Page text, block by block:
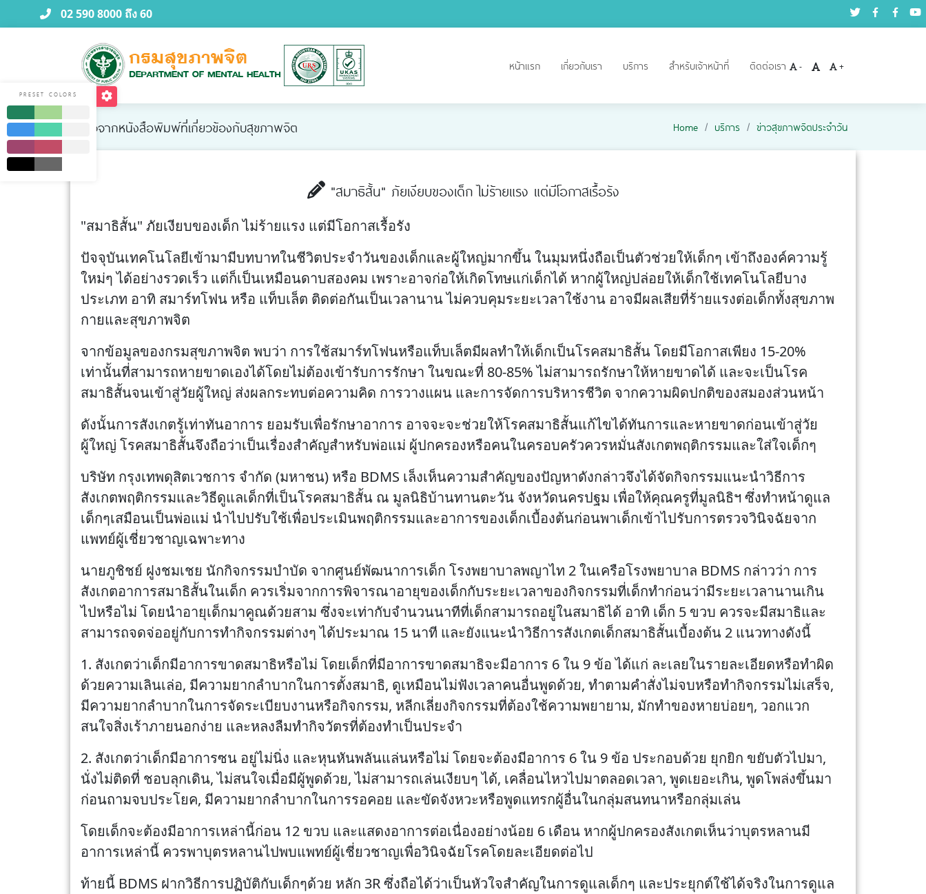
02 590 8000 ถึง 60
หน้าแรก เกี่ยวกับเรา บริการ สำหรับเจ้าหน้าที่ ติดต่อเรา - +
ข่าวจากหนังสือพิมพ์ที่เกี่ยวข้องกับสุขภาพจิต Home บริการ ข่าวสุขภาพจิตประจำวัน
"สมาธิสั้น" ภัยเงียบของเด็ก ไม่ร้ายแรง แต่มีโอกาสเรื้อรัง
"สมาธิสั้น" ภัยเงียบของเด็ก ไม่ร้ายแรง แต่มีโอกาสเรื้อรัง
ปัจจุบันเทคโนโลยีเข้ามามีบทบาทในชีวิตประจำวันของเด็กและผู้ใหญ่มากขึ้น ในมุมหนึ่งถือเป็นตัวช่วยให้เด็กๆ เข้าถึงองค์ความรู้
ใหม่ๆ ได้อย่างรวดเร็ว แต่ก็เป็นเหมือนดาบสองคม เพราะอาจก่อให้เกิดโทษแก่เด็กได้ หากผู้ใหญ่ปล่อยให้เด็กใช้เทคโนโลยีบาง
ประเภท อาทิ สมาร์ทโฟน หรือ แท็บเล็ต ติดต่อกันเป็นเวลานาน ไม่ควบคุมระยะเวลาใช้งาน อาจมีผลเสียที่ร้ายแรงต่อเด็กทั้งสุขภาพ
กายและสุขภาพจิต
จากข้อมูลของกรมสุขภาพจิต พบว่า การใช้สมาร์ทโฟนหรือแท็บเล็ตมีผลทำให้เด็กเป็นโรคสมาธิสั้น โดยมีโอกาสเพียง 15-20%
เท่านั้นที่สามารถหายขาดเองได้โดยไม่ต้องเข้ารับการรักษา ในขณะที่ 80-85% ไม่สามารถรักษาให้หายขาดได้ และจะเป็นโรค
สมาธิสั้นจนเข้าสู่วัยผู้ใหญ่ ส่งผลกระทบต่อความคิด การวางแผน และการจัดการบริหารชีวิต จากความผิดปกติของสมองส่วนหน้า
ดังนั้นการสังเกตรู้เท่าทันอาการ ยอมรับเพื่อรักษาอาการ อาจจะจะช่วยให้โรคสมาธิสั้นแก้ไขได้ทันการและหายขาดก่อนเข้าสู่วัย
ผู้ใหญ่ โรคสมาธิสั้นจึงถือว่าเป็นเรื่องสำคัญสำหรับพ่อแม่ ผู้ปกครองหรือคนในครอบครัวควรหมั่นสังเกตพฤติกรรมและใส่ใจเด็กๆ
บริษัท กรุงเทพดุสิตเวชการ จำกัด (มหาชน) หรือ BDMS เล็งเห็นความสำคัญของปัญหาดังกล่าวจึงได้จัดกิจกรรมแนะนำวิธีการ
สังเกตพฤติกรรมและวิธีดูแลเด็กที่เป็นโรคสมาธิสั้น ณ มูลนิธิบ้านทานตะวัน จังหวัดนครปฐม เพื่อให้คุณครูที่มูลนิธิฯ ซึ่งทำหน้าดูแล
เด็กๆเสมือนเป็นพ่อแม่ นำไปปรับใช้เพื่อประเมินพฤติกรรมและอาการของเด็กเบื้องต้นก่อนพาเด็กเข้าไปรับการตรวจวินิจฉัยจาก
แพทย์ผู้เชี่ยวชาญเฉพาะทาง
นายภูชิชย์ ฝูงชมเชย นักกิจกรรมบำบัด จากศูนย์พัฒนาการเด็ก โรงพยาบาลพญาไท 2 ในเครือโรงพยาบาล BDMS กล่าวว่า การ
สังเกตอาการสมาธิสั้นในเด็ก ควรเริ่มจากการพิจารณาอายุของเด็กกับระยะเวลาของกิจกรรมที่เด็กทำก่อนว่ามีระยะเวลานานเกิน
ไปหรือไม่ โดยนำอายุเด็กมาคูณด้วยสาม ซึ่งจะเท่ากับจำนวนนาทีที่เด็กสามารถอยู่ในสมาธิได้ อาทิ เด็ก 5 ขวบ ควรจะมีสมาธิและ
สามารถจดจ่ออยู่กับการทำกิจกรรมต่างๆ ได้ประมาณ 15 นาที และยังแนะนำวิธีการสังเกตเด็กสมาธิสั้นเบื้องต้น 2 แนวทางดังนี้
1. สังเกตว่าเด็กมีอาการขาดสมาธิหรือไม่ โดยเด็กที่มีอาการขาดสมาธิจะมีอาการ 6 ใน 9 ข้อ ได้แก่ ละเลยในรายละเอียดหรือทำผิด
ด้วยความเลินเล่อ, มีความยากลำบากในการตั้งสมาธิ, ดูเหมือนไม่ฟังเวลาคนอื่นพูดด้วย, ทำตามคำสั่งไม่จบหรือทำกิจกรรมไม่เสร็จ,
มีความยากลำบากในการจัดระเบียบงานหรือกิจกรรม, หลีกเลี่ยงกิจกรรมที่ต้องใช้ความพยายาม, มักทำของหายบ่อยๆ, วอกแวก
สนใจสิ่งเร้าภายนอกง่าย และหลงลืมทำกิจวัตรที่ต้องทำเป็นประจำ
2. สังเกตว่าเด็กมีอาการซน อยู่ไม่นิ่ง และหุนหันพลันแล่นหรือไม่ โดยจะต้องมีอาการ 6 ใน 9 ข้อ ประกอบด้วย ยุกยิก ขยับตัวไปมา,
นั่งไม่ติดที่ ชอบลุกเดิน, ไม่สนใจเมื่อมีผู้พูดด้วย, ไม่สามารถเล่นเงียบๆ ได้, เคลื่อนไหวไปมาตลอดเวลา, พูดเยอะเกิน, พูดโพล่งขึ้นมา
ก่อนถามจบประโยค, มีความยากลำบากในการรอคอย และขัดจังหวะหรือพูดแทรกผู้อื่นในกลุ่มสนทนาหรือกลุ่มเล่น
โดยเด็กจะต้องมีอาการเหล่านี้ก่อน 12 ขวบ และแสดงอาการต่อเนื่องอย่างน้อย 6 เดือน หากผู้ปกครองสังเกตเห็นว่าบุตรหลานมี
อาการเหล่านี้ ควรพาบุตรหลานไปพบแพทย์ผู้เชี่ยวชาญเพื่อวินิจฉัยโรคโดยละเอียดต่อไป
ท้ายนี้ BDMS ฝากวิธีการปฏิบัติกับเด็กๆด้วย หลัก 3R ซึ่งถือได้ว่าเป็นหัวใจสำคัญในการดูแลเด็กๆ และประยุกต์ใช้ได้จริงในการดูแล
PRESET COLORS